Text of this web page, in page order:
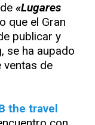
«Lugares
que el Gran
publicar y
se ha aupado
ventas de
the travel